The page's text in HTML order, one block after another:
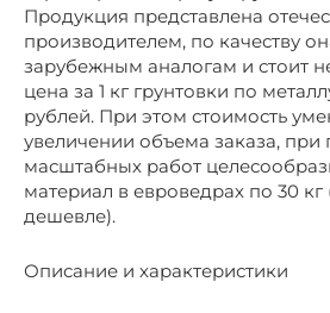
Продукция представлена
производителем, по качеству
зарубежным аналогам и стоит
цена за 1 кг грунтовки по
рублей. При этом стоимость
увеличении объема заказа, при
масштабных работ
материал в евроведрах по 30 кг
дешевле).
Описание и характеристики